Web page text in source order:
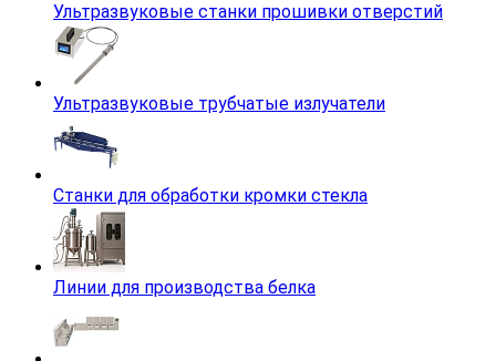
Ультразвуковые станки прошивки отверстий
Ультразвуковые трубчатые излучатели
Станки для обработки кромки стекла
Линии для производства белка